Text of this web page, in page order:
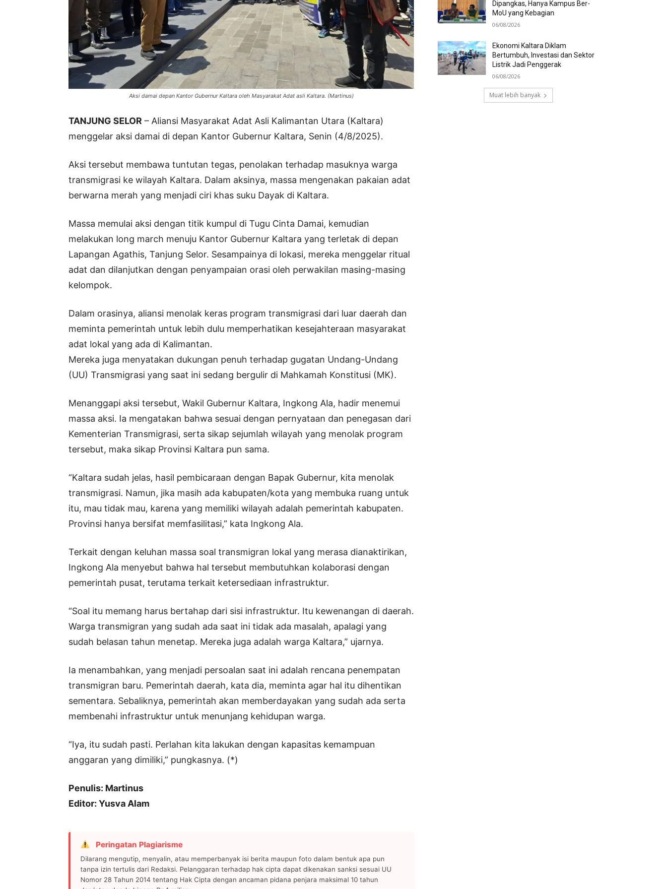
Aksi damai depan Kantor Gubernur Kaltara oleh Masyarakat Adat asli Kaltara. (Martinus)
TANJUNG SELOR – Aliansi Masyarakat Adat Asli Kalimantan Utara (Kaltara)
menggelar aksi damai di depan Kantor Gubernur Kaltara, Senin (4/8/2025).
Aksi tersebut membawa tuntutan tegas, penolakan terhadap masuknya warga
transmigrasi ke wilayah Kaltara. Dalam aksinya, massa mengenakan pakaian adat
berwarna merah yang menjadi ciri khas suku Dayak di Kaltara.
Massa memulai aksi dengan titik kumpul di Tugu Cinta Damai, kemudian
melakukan long march menuju Kantor Gubernur Kaltara yang terletak di depan
Lapangan Agathis, Tanjung Selor. Sesampainya di lokasi, mereka menggelar ritual
adat dan dilanjutkan dengan penyampaian orasi oleh perwakilan masing-masing
kelompok.
Dalam orasinya, aliansi menolak keras program transmigrasi dari luar daerah dan
meminta pemerintah untuk lebih dulu memperhatikan kesejahteraan masyarakat
adat lokal yang ada di Kalimantan.
Mereka juga menyatakan dukungan penuh terhadap gugatan Undang-Undang
(UU) Transmigrasi yang saat ini sedang bergulir di Mahkamah Konstitusi (MK).
Menanggapi aksi tersebut, Wakil Gubernur Kaltara, Ingkong Ala, hadir menemui
massa aksi. Ia mengatakan bahwa sesuai dengan pernyataan dan penegasan dari
Kementerian Transmigrasi, serta sikap sejumlah wilayah yang menolak program
tersebut, maka sikap Provinsi Kaltara pun sama.
“Kaltara sudah jelas, hasil pembicaraan dengan Bapak Gubernur, kita menolak
transmigrasi. Namun, jika masih ada kabupaten/kota yang membuka ruang untuk
itu, mau tidak mau, karena yang memiliki wilayah adalah pemerintah kabupaten.
Provinsi hanya bersifat memfasilitasi,” kata Ingkong Ala.
Terkait dengan keluhan massa soal transmigran lokal yang merasa dianaktirikan,
Ingkong Ala menyebut bahwa hal tersebut membutuhkan kolaborasi dengan
pemerintah pusat, terutama terkait ketersediaan infrastruktur.
“Soal itu memang harus bertahap dari sisi infrastruktur. Itu kewenangan di daerah.
Warga transmigran yang sudah ada saat ini tidak ada masalah, apalagi yang
sudah belasan tahun menetap. Mereka juga adalah warga Kaltara,” ujarnya.
Ia menambahkan, yang menjadi persoalan saat ini adalah rencana penempatan
transmigran baru. Pemerintah daerah, kata dia, meminta agar hal itu dihentikan
sementara. Sebaliknya, pemerintah akan memberdayakan yang sudah ada serta
membenahi infrastruktur untuk menunjang kehidupan warga.
“Iya, itu sudah pasti. Perlahan kita lakukan dengan kapasitas kemampuan
anggaran yang dimiliki,” pungkasnya. (*)
Penulis: Martinus
Editor: Yusva Alam
Peringatan Plagiarisme
Dilarang mengutip, menyalin, atau memperbanyak isi berita maupun foto dalam bentuk apa pun
tanpa izin tertulis dari Redaksi. Pelanggaran terhadap hak cipta dapat dikenakan sanksi sesuai UU
Nomor 28 Tahun 2014 tentang Hak Cipta dengan ancaman pidana penjara maksimal 10 tahun
Dipangkas, Hanya Kampus Ber-
MoU yang Kebagian
06/08/2026
Ekonomi Kaltara Diklam
Bertumbuh, Investasi dan Sektor
Listrik Jadi Penggerak
06/08/2026
Muat lebih banyak